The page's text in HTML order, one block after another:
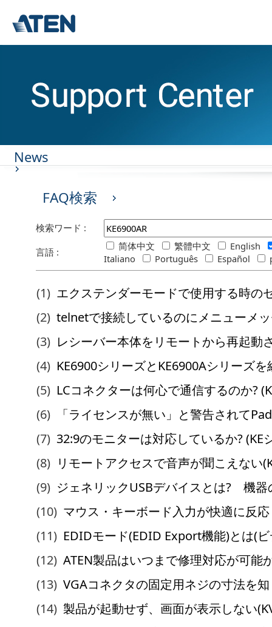
News
FAQ検索
検索ワード :
言語 :
简体中文 繁體中文
English
Italiano
Português Español